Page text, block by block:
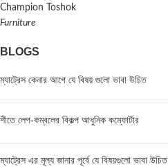
Champion Toshok
Furniture
BLOGS
ম্যাট্রেস কেনার আগে যে বিষয় গুলো ভাবা উচিত
শীতে লেপ-কম্বলের বিকল্প আধুনিক কম্ফোর্টার
ম্যাট্রেস এর মূল্য জানার পূর্বে যে বিষয়গুলো ভাবা উচিত